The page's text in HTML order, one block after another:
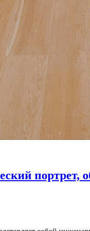
портрет,